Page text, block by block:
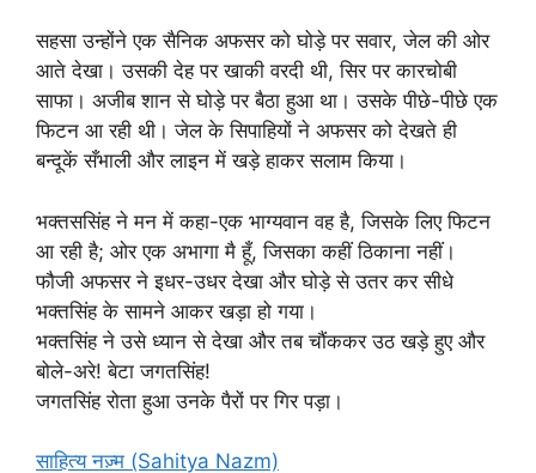
सहसा उन्होंने एक सैनिक अफसर को घोड़े पर सवार, जेल की ओर
आते देखा। उसकी देह पर खाकी वरदी थी, सिर पर कारचोबी
साफा। अजीब शान से घोड़े पर बैठा हुआ था। उसके पीछे-पीछे एक
फिटन आ रही थी। जेल के सिपाहियों ने अफसर को देखते ही
बन्दूकें सँभाली और लाइन में खड़े हाकर सलाम किया।
भक्तससिंह ने मन में कहा-एक भाग्यवान वह है, जिसके लिए फिटन
आ रही है; ओर एक अभागा मै हूँ, जिसका कहीं ठिकाना नहीं।
फौजी अफसर ने इधर-उधर देखा और घोड़े से उतर कर सीधे
भक्तसिंह के सामने आकर खड़ा हो गया।
भक्तसिंह ने उसे ध्यान से देखा और तब चौंककर उठ खड़े हुए और
बोले-अरे! बेटा जगतसिंह!
जगतसिंह रोता हुआ उनके पैरों पर गिर पड़ा।
साहित्य नज़्म (Sahitya Nazm)